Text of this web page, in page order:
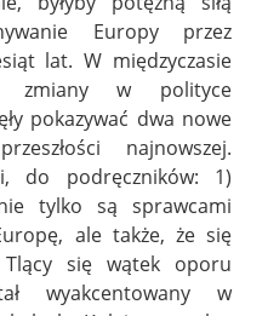
Europy przez
lat. W międzyczasie
zmiany w polityce
pokazywać dwa nowe
najnowszej.
do podręczników: 1)
tylko są sprawcami
ale także, że się
się wątek oporu
wyakcentowany w